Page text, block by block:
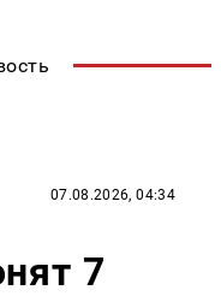
07.08.2026, 04:34
7